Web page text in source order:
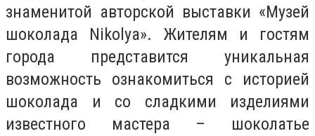
знаменитой авторской выставки «Музей
шоколада Nikolya». Жителям и гостям
города представится уникальная
возможность ознакомиться с историей
шоколада и со сладкими изделиями
известного мастера – шоколатье